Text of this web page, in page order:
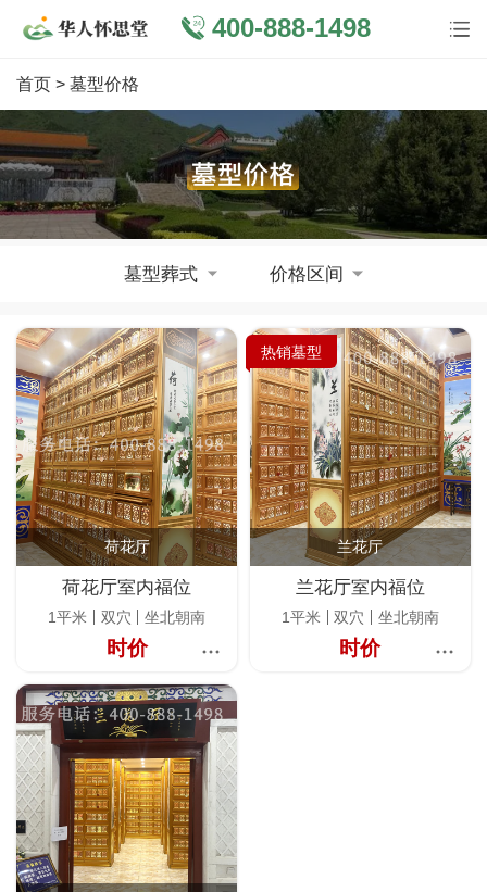
400-888-1498
首页 > 墓型价格
墓型葬式 价格区间
荷花厅
荷花厅室内福位
1平米 双穴 坐北朝南
时价
热销墓型
兰花厅
兰花厅室内福位
1平米 双穴 坐北朝南
时价